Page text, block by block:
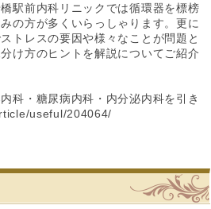
駅前内科リニックでは循環器を標榜
の方が多くいらっしゃります。更に
トレスの要因や様々なことが問題と
け方のヒントを解説についてご紹介
科・糖尿病内科・内分泌内科を引き
useful/204064/